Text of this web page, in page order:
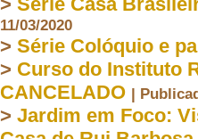
11/03/2020
> Série Colóquio e
> Curso do Instituto
CANCELADO |
> Jardim em Foco: